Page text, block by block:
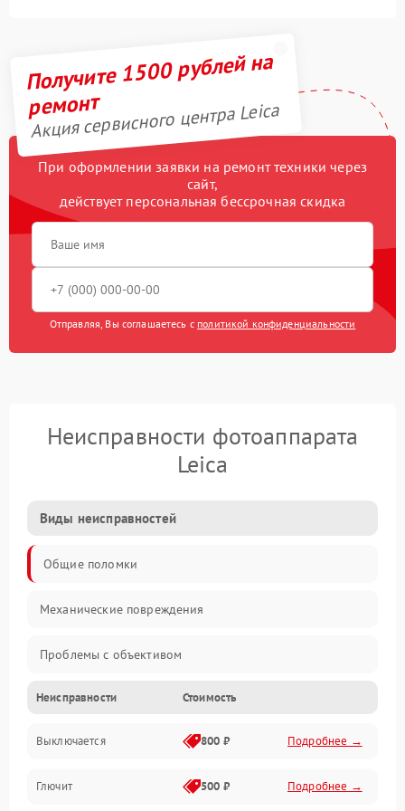
Получите 1500 рублей на
ремонт
Акция сервисного центра Leica
При оформлении заявки на ремонт техники через
сайт,
действует персональная бессрочная скидка
Отправляя, Вы соглашаетесь с политикой конфиденциальности
Неисправности фотоаппарата
Leica
Виды неисправностей
Общие поломки
Механические повреждения
Проблемы с объективом
Электронные ошибки
Механические проблемы
Матрица и оптика
Неисправности Стоимость
Выключается 800 ₽ Подробнее →
Глючит 500 ₽ Подробнее →